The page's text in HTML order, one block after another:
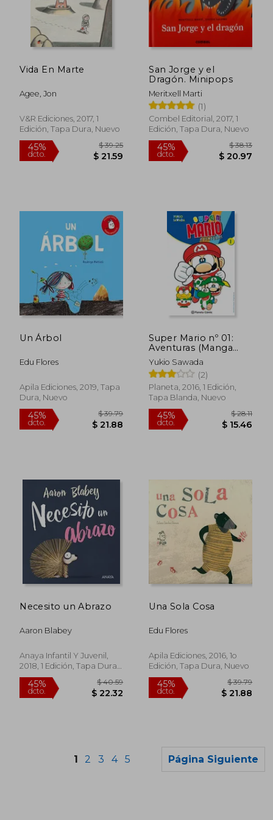
45%
dcto. $ 19.69
45%
dcto.
dcto. $ 22.01 dcto.
Vida En Marte
Agee, Jon
V&R Ediciones, 2017, 1
Edición, Tapa Dura, Nuevo
San Jorge y el
Dragón. Minipops
Meritxell Marti
(1)
Combel Editorial, 2017, 1
Edición, Tapa Dura, Nuevo
Un Árbol
Edu Flores
Apila Ediciones, 2019, Tapa
Dura, Nuevo
Super Mario nº 01:
Aventuras (Manga
Kodomo)
Yukio Sawada
(2)
Planeta, 2016, 1 Edición,
Tapa Blanda, Nuevo
Necesito un Abrazo
Aaron Blabey
Anaya Infantil Y Juvenil,
2018, 1 Edición, Tapa Dura,
Nuevo
Una Sola Cosa
Edu Flores
Apila Ediciones, 2016, 1o
Edición, Tapa Dura, Nuevo
1 2 3 4 5 Página Siguiente